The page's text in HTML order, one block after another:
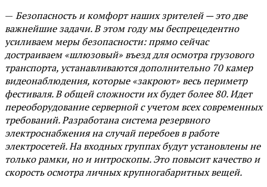
— Безопасность и комфорт наших зрителей — это две
важнейшие задачи. В этом году мы беспрецедентно
усиливаем меры безопасности: прямо сейчас
достраиваем «шлюзовый» въезд для осмотра грузового
транспорта, устанавливаются дополнительно 70 камер
видеонаблюдения, которые «закроют» весь периметр
фестиваля. В общей сложности их будет более 80. Идет
переоборудование серверной с учетом всех современных
требований. Разработана система резервного
электроснабжения на случай перебоев в работе
электросетей. На входных группах будут установлены не
только рамки, но и интроскопы. Это повысит качество и
скорость осмотра личных крупногабаритных вещей.